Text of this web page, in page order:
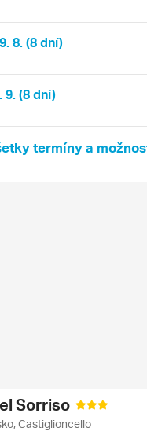
8. (8 dní)
9. (8 dní)
termíny a
Sorriso
Castiglioncello